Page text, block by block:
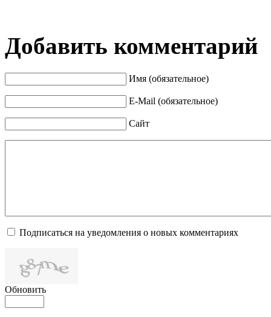
Добавить комментарий
Имя (обязательное)
E-Mail (обязательное)
Сайт
Подписаться на уведомления о новых комментариях
Обновить